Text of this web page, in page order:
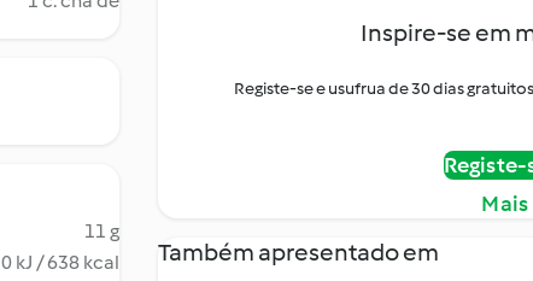
11 g
0 kJ / 638 kcal
Inspire-se em
Registe-se e usufrua de 30 dias
Também apresentado em